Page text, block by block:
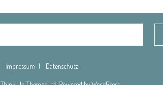
Impressum Datenschutz